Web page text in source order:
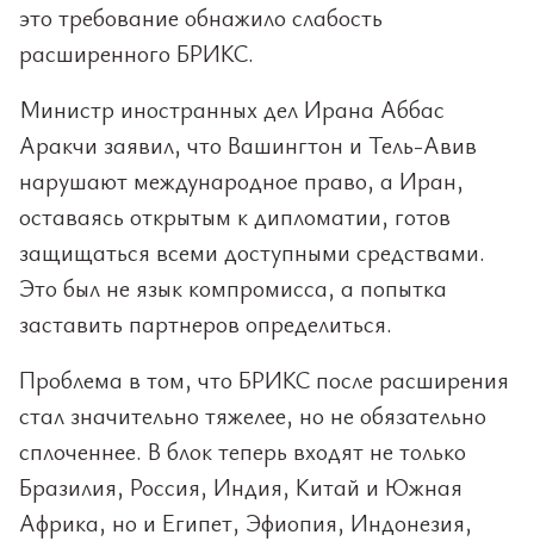
это требование обнажило слабость
расширенного БРИКС.
Министр иностранных дел Ирана Аббас
Аракчи заявил, что Вашингтон и Тель-Авив
нарушают международное право, а Иран,
оставаясь открытым к дипломатии, готов
защищаться всеми доступными средствами.
Это был не язык компромисса, а попытка
заставить партнеров определиться.
Проблема в том, что БРИКС после расширения
стал значительно тяжелее, но не обязательно
сплоченнее. В блок теперь входят не только
Бразилия, Россия, Индия, Китай и Южная
Африка, но и Египет, Эфиопия, Индонезия,